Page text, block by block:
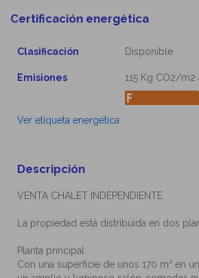
Certificación energética
Clasificación Disponible
Emisiones 115 Kg CO2/m2
Ver etiqueta energética
Descripción
VENTA CHALET INDEPENDIENTE
La propiedad está distribuida en dos
Planta principal
Con una superficie de unos 170 m² en